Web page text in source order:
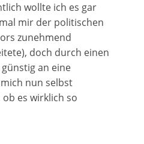
wollte ich es gar
mir der politischen
zunehmend
doch durch einen
an eine
nun selbst
es wirklich so